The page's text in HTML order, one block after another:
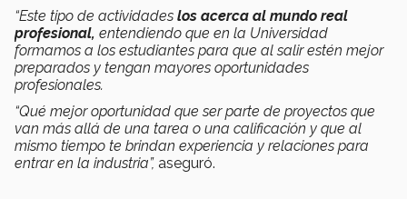
“Este tipo de actividades los acerca al mundo real
profesional, entendiendo que en la Universidad
formamos a los estudiantes para que al salir estén mejor
preparados y tengan mayores oportunidades
profesionales.
“Qué mejor oportunidad que ser parte de proyectos que
van más allá de una tarea o una calificación y que al
mismo tiempo te brindan experiencia y relaciones para
entrar en la industria”, aseguró.